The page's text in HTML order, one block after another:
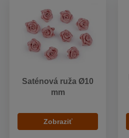
Saténová ruža Ø10
mm
Zobraziť